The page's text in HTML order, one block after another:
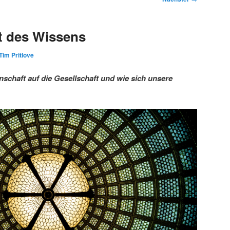
des Wissens
Pritlove
auf die Gesellschaft und wie sich unsere